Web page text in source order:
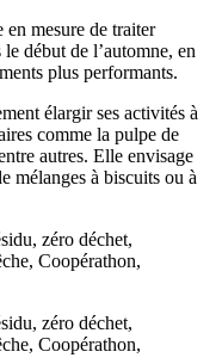
en mesure de traiter
début de l’automne, en
plus performants.
élargir ses activités à
comme la pulpe de
autres. Elle envisage
mélanges à biscuits ou à